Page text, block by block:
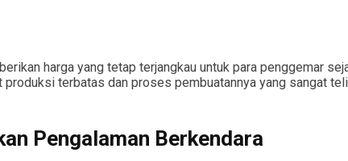
harga yang tetap terjangkau untuk para penggemar
produksi terbatas dan proses pembuatannya yang sangat
Pengalaman Berkendara